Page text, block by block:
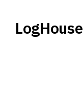
LogHouse